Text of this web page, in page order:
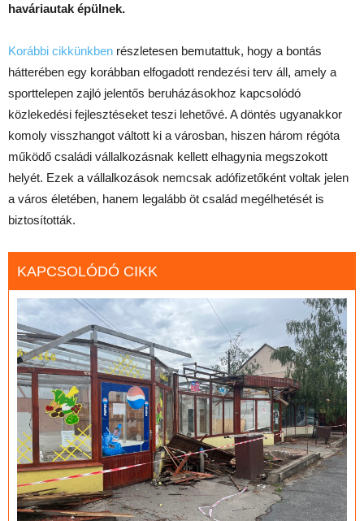
haváriautak épülnek.
Korábbi cikkünkben részletesen bemutattuk, hogy a bontás
hátterében egy korábban elfogadott rendezési terv áll, amely a
sporttelepen zajló jelentős beruházásokhoz kapcsolódó
közlekedési fejlesztéseket teszi lehetővé. A döntés ugyanakkor
komoly visszhangot váltott ki a városban, hiszen három régóta
működő családi vállalkozásnak kellett elhagynia megszokott
helyét. Ezek a vállalkozások nemcsak adófizetőként voltak jelen
a város életében, hanem legalább öt család megélhetését is
biztosították.
KAPCSOLÓDÓ CIKK